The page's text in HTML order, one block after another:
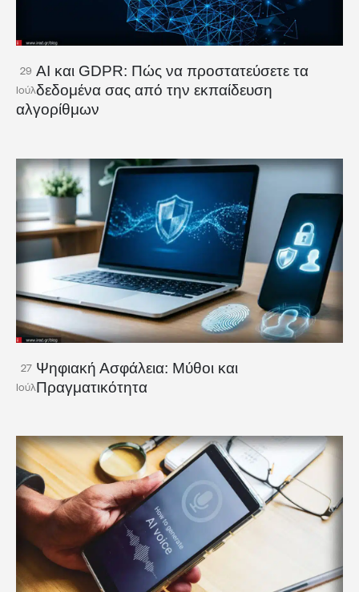
29
Ιούλ
AI και GDPR: Πώς να προστατεύσετε τα
δεδομένα σας από την εκπαίδευση
αλγορίθμων
27
Ιούλ
Ψηφιακή Ασφάλεια: Μύθοι και
Πραγματικότητα